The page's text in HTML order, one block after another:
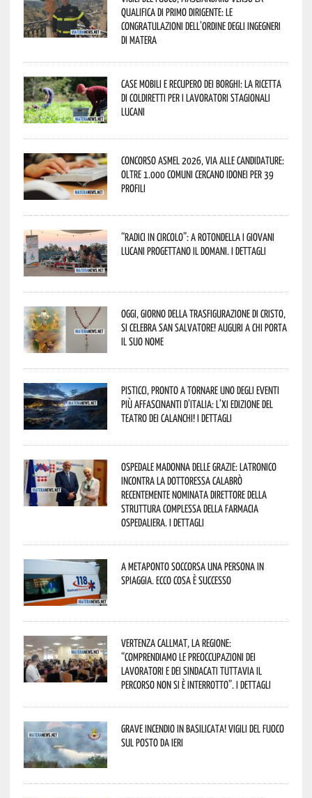
qualifica di Primo Dirigente: le
congratulazioni dell’Ordine degli Ingegneri
di Matera
Case mobili e recupero dei borghi: la ricetta
di Coldiretti per i lavoratori stagionali
lucani
Concorso Asmel 2026, via alle candidature:
oltre 1.000 Comuni cercano idonei per 39
profili
“Radici in Circolo”: a Rotondella i giovani
lucani progettano il domani. I dettagli
Oggi, giorno della Trasfigurazione di Cristo,
si celebra San Salvatore! Auguri a chi porta
il suo nome
Pisticci, pronto a tornare uno degli eventi
più affascinanti d’Italia: l’XI edizione del
Teatro dei Calanchi! I dettagli
Ospedale Madonna delle Grazie: Latronico
incontra la dottoressa Calabrò
recentemente nominata Direttore della
Struttura Complessa della Farmacia
Ospedaliera. I dettagli
A Metaponto soccorsa una persona in
spiaggia. Ecco cosa è successo
Vertenza CallMat, la Regione:
“comprendiamo le preoccupazioni dei
lavoratori e dei sindacati tuttavia il
percorso non si è interrotto”. I dettagli
Grave incendio in Basilicata! Vigili del fuoco
sul posto da ieri